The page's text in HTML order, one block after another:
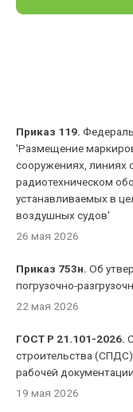
Приказ 119.
'Размещение
сооружениях, линиях
радиотехническом
устанавливаемых в
воздушных судов'
26 мая 2026
Приказ 753н. Об
погрузочно-
22 мая 2026
ГОСТ Р 21.101-2026.
строительства
рабочей документации
19 мая 2026